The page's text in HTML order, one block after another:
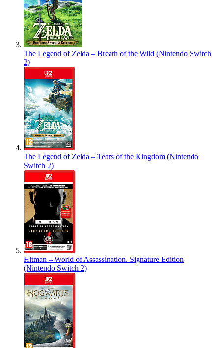
The Legend of Zelda – Breath of the Wild (Nintendo Switch
2)
The Legend of Zelda – Tears of the Kingdom (Nintendo
Switch 2)
Hitman – World of Assassination. Signature Edition
(Nintendo Switch 2)